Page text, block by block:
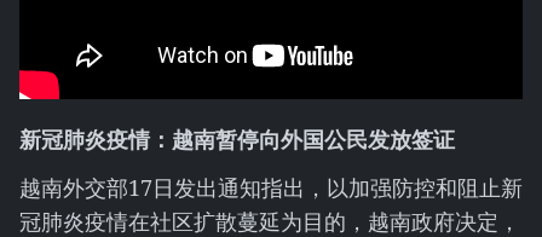
新冠肺炎疫情：越南暂停向外国公民发放签证
越南外交部17日发出通知指出，以加强防控和阻止新
冠肺炎疫情在社区扩散蔓延为目的，越南政府决定，